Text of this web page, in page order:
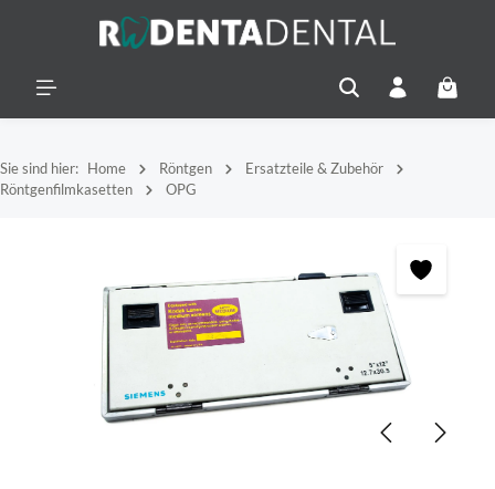
Sie sind hier: Home Röntgen
Ersatzteile & Zubehör
Röntgenfilmkasetten
OPG